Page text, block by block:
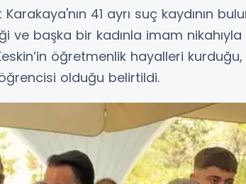
Karakaya'nın 41 ayrı suç kaydının
ve başka bir kadınla imam nikahıyla
öğretmenlik hayalleri
olduğu belirtildi.